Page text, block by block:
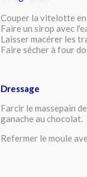
Couper la vitelotte
Faire un sirop avec
Laisser macérer les
Faire sécher à four
Dressage
Farcir le massepain
ganache au chocolat.
Refermer le moule